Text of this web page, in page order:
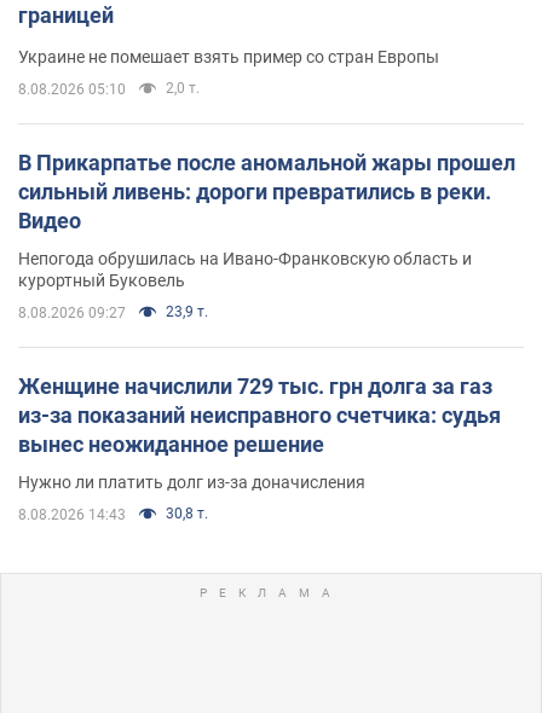
границей
Украине не помешает взять пример со стран Европы
8.08.2026 05:10 2,0 т.
В Прикарпатье после аномальной жары прошел
сильный ливень: дороги превратились в реки.
Видео
Непогода обрушилась на Ивано-Франковскую область и
курортный Буковель
8.08.2026 09:27 23,9 т.
Женщине начислили 729 тыс. грн долга за газ
из-за показаний неисправного счетчика: судья
вынес неожиданное решение
Нужно ли платить долг из-за доначисления
8.08.2026 14:43 30,8 т.